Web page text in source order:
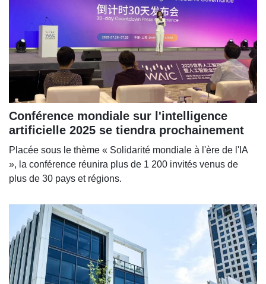
Conférence mondiale sur l'intelligence
artificielle 2025 se tiendra prochainement
Placée sous le thème « Solidarité mondiale à l'ère de l'IA
», la conférence réunira plus de 1 200 invités venus de
plus de 30 pays et régions.